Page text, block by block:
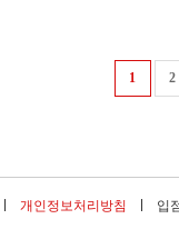
1 2
개인정보처리방침 입